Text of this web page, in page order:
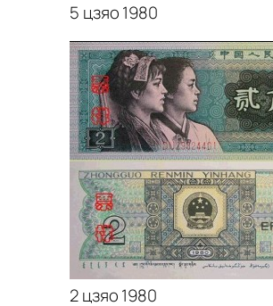
5 цзяо 1980
2 цзяо 1980